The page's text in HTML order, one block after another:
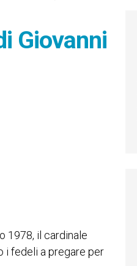
Giovanni
1978, il cardinale
i fedeli a pregare per